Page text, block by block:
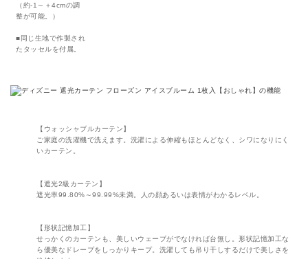
（約-1～＋4cmの調
整が可能。）
■同じ生地で作製され
たタッセルを付属。
【ウォッシャブルカーテン】
ご家庭の洗濯機で洗えます。洗濯による伸縮もほとんどなく、シワになりにく
いカーテン。
【遮光2級カーテン】
遮光率99.80%～99.99%未満。人の顔あるいは表情がわかるレベル。
【形状記憶加工】
せっかくのカーテンも、美しいウェーブがでなければ台無し。形状記憶加工な
ら優美なドレープをしっかりキープ。洗濯しても吊り干しするだけで美しさを